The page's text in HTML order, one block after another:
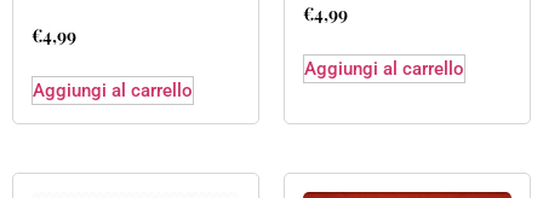
€4,99
Aggiungi al carrello
€4,99
Aggiungi al carrello